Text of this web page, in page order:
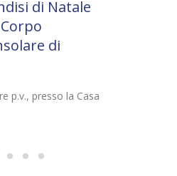
di Natale
di
p.v., presso la Casa